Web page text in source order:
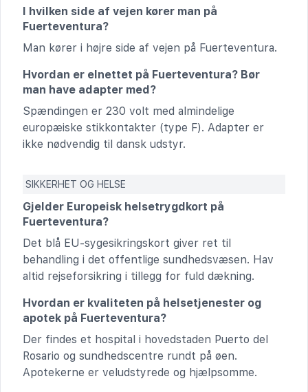
I hvilken side af vejen kører man på
Fuerteventura?
Man kører i højre side af vejen på Fuerteventura.
Hvordan er elnettet på Fuerteventura? Bør
man have adapter med?
Spændingen er 230 volt med almindelige
europæiske stikkontakter (type F). Adapter er
ikke nødvendig til dansk udstyr.
SIKKERHET OG HELSE
Gjelder Europeisk helsetrygdkort på
Fuerteventura?
Det blå EU-sygesikringskort giver ret til
behandling i det offentlige sundhedsvæsen. Hav
altid rejseforsikring i tillegg for fuld dækning.
Hvordan er kvaliteten på helsetjenester og
apotek på Fuerteventura?
Der findes et hospital i hovedstaden Puerto del
Rosario og sundhedscentre rundt på øen.
Apotekerne er veludstyrede og hjælpsomme.